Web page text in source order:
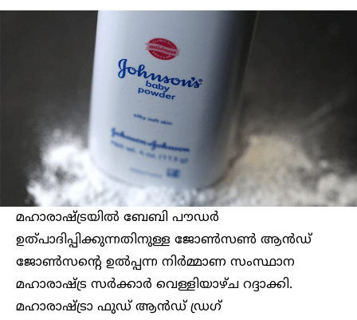
മഹാരാഷ്ട്രയിൽ ബേബി പൗഡർ
ഉത്പാദിപ്പിക്കുന്നതിനുള്ള ജോൺസൺ ആൻഡ്
ജോൺസന്റെ ഉൽപ്പന്ന നിർമ്മാണ സംസ്ഥാന
മഹാരാഷ്ട്ര സർക്കാർ വെള്ളിയാഴ്ച റദ്ദാക്കി.
മഹാരാഷ്ട്രാ ഫുഡ് ആൻഡ് ഡ്രഗ്